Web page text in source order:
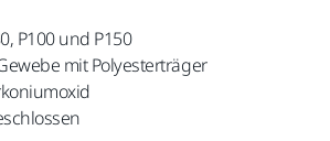
P100 und P150
mit Polyesterträger